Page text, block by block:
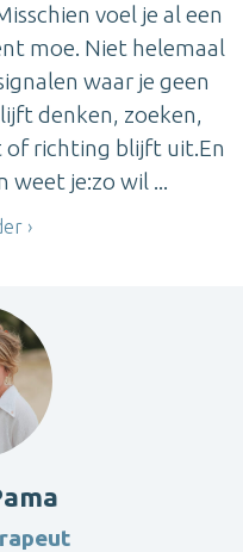
voel je al een
moe. Niet helemaal
waar je geen
denken, zoeken,
richting blijft uit.En
weet je:zo wil ...